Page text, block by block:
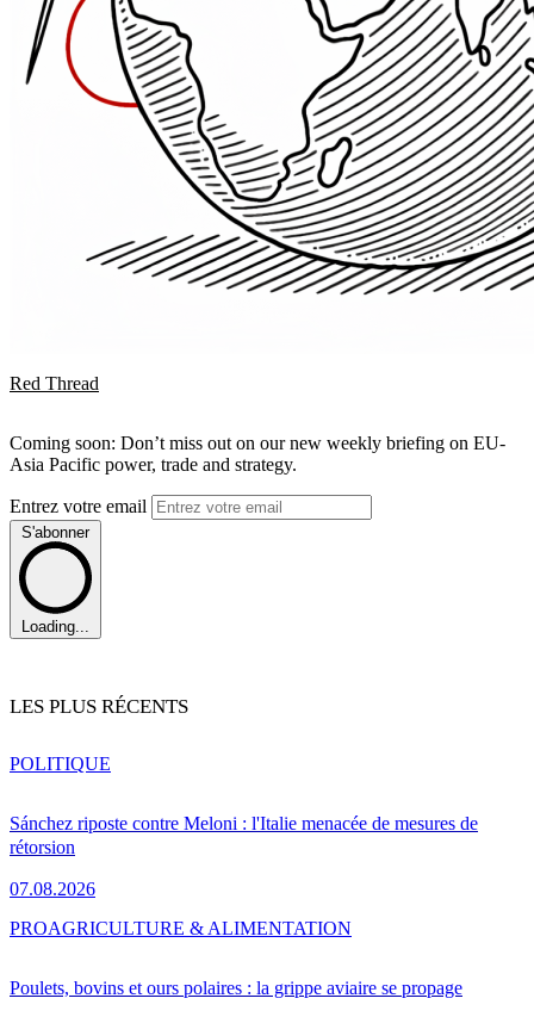
Red Thread
Coming soon: Don’t miss out on our new weekly briefing on EU-
Asia Pacific power, trade and strategy.
Entrez votre email
S'abonner
Loading...
LES PLUS RÉCENTS
Sánchez riposte contre Meloni : l'Italie menacée de mesures de
rétorsion
07.08.2026
POLITIQUE
Poulets, bovins et ours polaires : la grippe aviaire se propage
PROAGRICULTURE & ALIMENTATION